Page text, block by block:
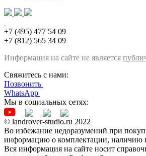
+7 (495) 477 54 09
+7 (812) 565 34 09
Информация на сайте не является
Свяжитесь с нами:
Позвонить
WhatsApp
Мы в социальных сетях:
© landrover-studio.ru 2022
Во избежание недоразумений при
информацию о комплектации, наличию
Вся информация на сайте носит